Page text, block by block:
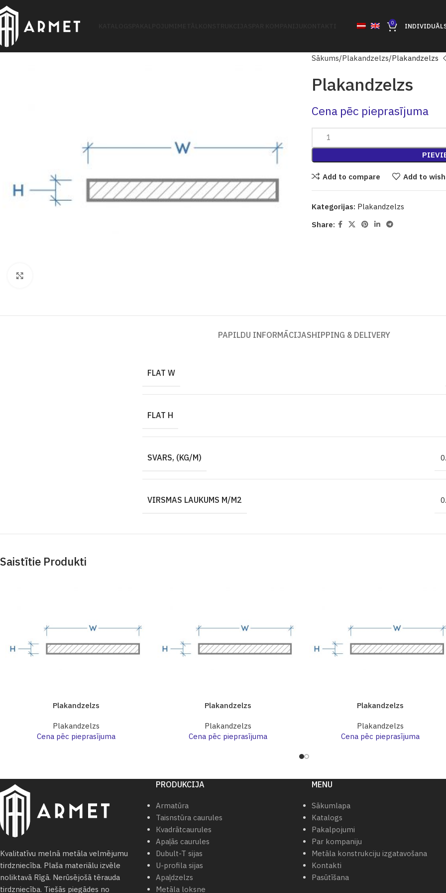
0
Sākums Plakandzelzs Plakandzelzs
Plakandzelzs
Cena pēc pieprasījuma
Add to compare Add to
Kategorijas: Plakandzelzs
Share:
PAPILDU INFORMĀCIJASHIPPING & DELIVERY
FLAT W
FLAT H
SVARS, (KG/M)
VIRSMAS LAUKUMS M/M2
Saistītie Produkti
Plakandzelzs
Plakandzelzs
Cena pēc pieprasījuma
Plakandzelzs
Plakandzelzs
Cena pēc pieprasījuma
Plakandzelzs
Plakandzelzs
Cena pēc pieprasījuma
Kvalitatīvu melnā metāla velmējumu
tirdzniecība. Plaša materiālu izvēle
noliktavā Rīgā. Nerūsējošā tērauda
tirdzniecība. Tiešās piegādes no
PRODUKCIJA
Armatūra
Taisnstūra caurules
Кvadrātcaurules
Apaļās caurules
Dubult-T sijas
U-profila sijas
Apaļdzelzs
Metāla loksne
MENU
Sākumlapa
Katalogs
Pakalpojumi
Par kompaniju
Metāla konstrukciju izgatavošana
Kontakti
Pasūtīšana